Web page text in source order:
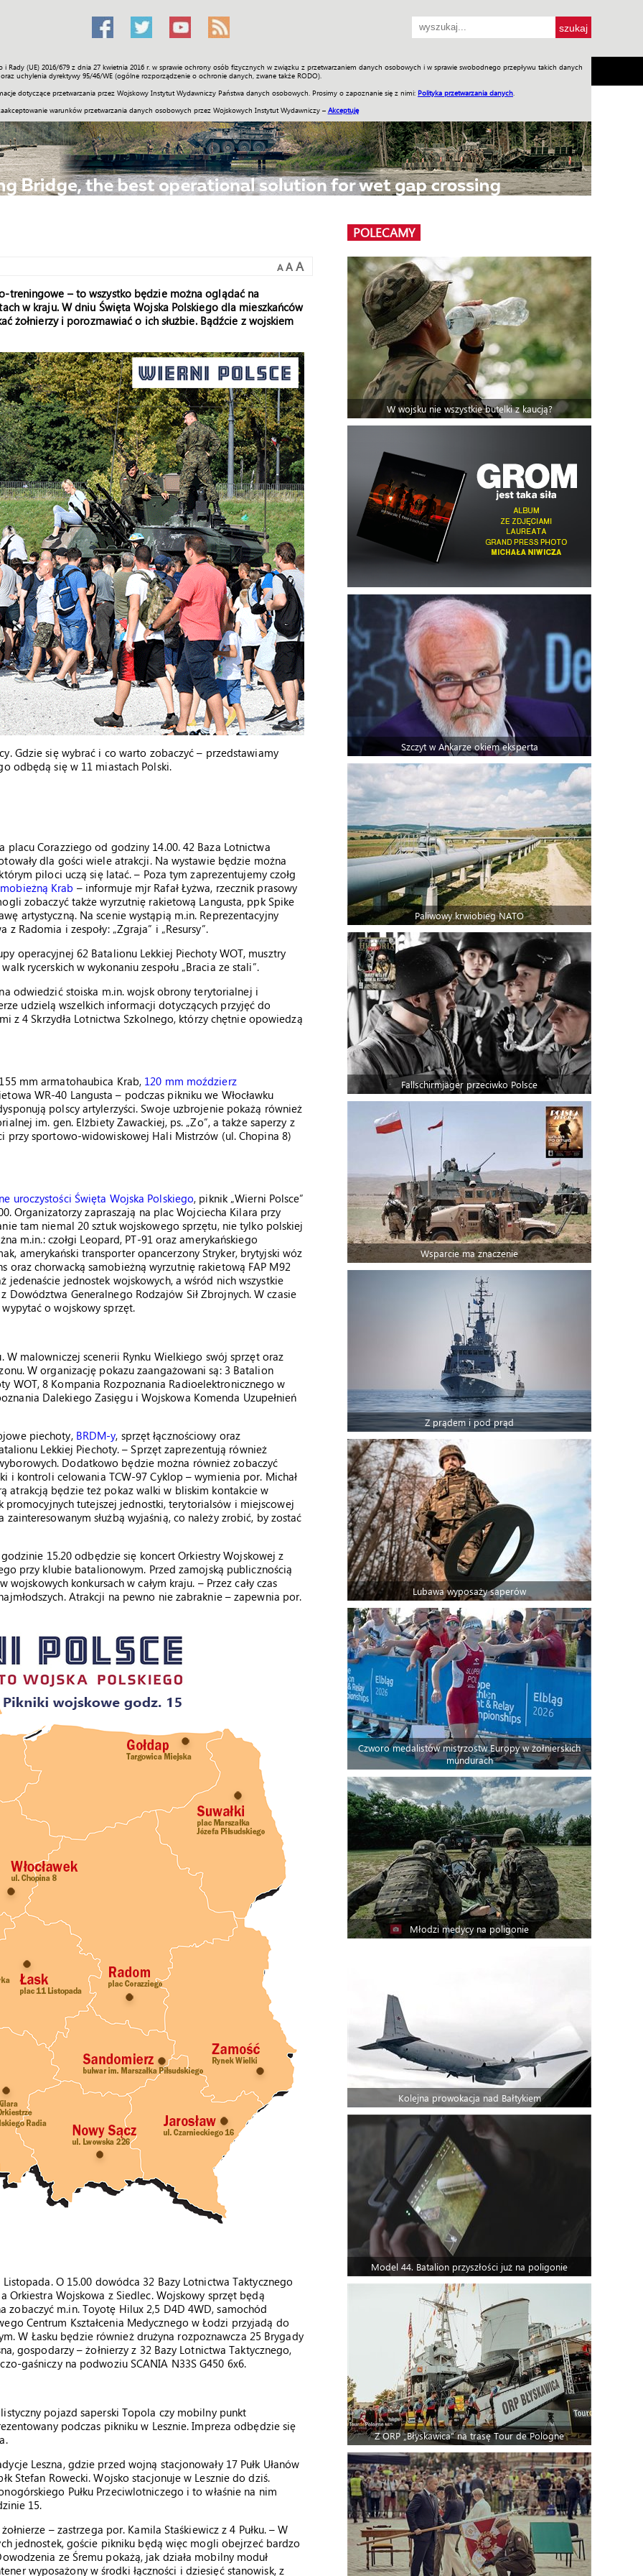
Rady (UE) 2016/679 z dnia 27 kwietnia 2016 r. w sprawie ochrony osób fizycznych w związku z przetwarzaniem danych osobowych i w sprawie swobodnego przepływu takich danych
oraz uchylenia dyrektywy 95/46/WE (ogólne rozporządzenie o ochronie danych, zwane także RODO).
dotyczące przetwarzania przez Wojskowy Instytut Wydawniczy Państwa danych osobowych. Prosimy o zapoznanie się z nimi: Polityka przetwarzania danych
warunków przetwarzania danych osobowych przez Wojskowych Instytut Wydawniczy – Akceptuję
Świat Społeczność Sport Historia Galerie Wideo ENGLISH SKLEP Jednodniówki Praca w WIW
A A A
treningowe – to wszystko będzie można oglądać na
w kraju. W dniu Święta Wojska Polskiego dla mieszkańców
żołnierzy i porozmawiać o ich służbie. Bądźcie z wojskiem
Gdzie się wybrać i co warto zobaczyć – przedstawiamy
odbędą się w 11 miastach Polski.
placu Corazziego od godziny 14.00. 42 Baza Lotnictwa
dla gości wiele atrakcji. Na wystawie będzie można
piloci uczą się latać. – Poza tym zaprezentujemy czołg
Krab – informuje mjr Rafał Łyżwa, rzecznik prasowy
zobaczyć także wyrzutnię rakietową Langusta, ppk Spike
artystyczną. Na scenie wystąpią m.in. Reprezentacyjny
Radomia i zespoły: „Zgraja” i „Resursy”.
operacyjnej 62 Batalionu Lekkiej Piechoty WOT, musztry
rycerskich w wykonaniu zespołu „Bracia ze stali”.
odwiedzić stoiska m.in. wojsk obrony terytorialnej i
udzielą wszelkich informacji dotyczących przyjęć do
z 4 Skrzydła Lotnictwa Szkolnego, którzy chętnie opowiedzą
mm armatohaubica Krab, 120 mm moździerz
WR-40 Langusta – podczas pikniku we Włocławku
polscy artylerzyści. Swoje uzbrojenie pokażą również
im. gen. Elżbiety Zawackiej, ps. „Zo”, a także saperzy z
przy sportowo-widowiskowej Hali Mistrzów (ul. Chopina 8)
uroczystości Święta Wojska Polskiego, piknik „Wierni Polsce”
Organizatorzy zapraszają na plac Wojciecha Kilara przy
tam niemal 20 sztuk wojskowego sprzętu, nie tylko polskiej
m.in.: czołgi Leopard, PT-91 oraz amerykańskiego
amerykański transporter opancerzony Stryker, brytyjski wóz
oraz chorwacką samobieżną wyrzutnię rakietową FAP M92
jednostek wojskowych, a wśród nich wszystkie
Generalnego Rodzajów Sił Zbrojnych. W czasie
o wojskowy sprzęt.
W malowniczej scenerii Rynku Wielkiego swój sprzęt oraz
W organizację pokazu zaangażowani są: 3 Batalion
WOT, 8 Kompania Rozpoznania Radioelektronicznego w
Dalekiego Zasięgu i Wojskowa Komenda Uzupełnień
piechoty, BRDM-y, sprzęt łącznościowy oraz
Lekkiej Piechoty. – Sprzęt zaprezentują również
Dodatkowo będzie można również zobaczyć
i kontroli celowania TCW-97 Cyklop – wymienia por. Michał
atrakcją będzie też pokaz walki w bliskim kontakcie w
promocyjnych tutejszej jednostki, terytorialsów i miejscowej
służbą wyjaśnią, co należy zrobić, by zostać
15.20 odbędzie się koncert Orkiestry Wojskowej z
przy klubie batalionowym. Przed zamojską publicznością
konkursach w całym kraju. – Przez cały czas
Atrakcji na pewno nie zabraknie – zapewnia por.
O 15.00 dowódca 32 Bazy Lotnictwa Taktycznego
Wojskowa z Siedlec. Wojskowy sprzęt będą
zobaczyć m.in. Toyotę Hilux 2,5 D4D 4WD, samochód
Centrum Kształcenia Medycznego w Łodzi przyjadą do
W Łasku będzie również drużyna rozpoznawcza 25 Brygady
gospodarzy – żołnierzy z 32 Bazy Lotnictwa Taktycznego,
gaśniczy na podwoziu SCANIA N33S G450 6x6.
pojazd saperski Topola czy mobilny punkt
podczas pikniku w Lesznie. Impreza odbędzie się
Leszna, gdzie przed wojną stacjonowały 17 Pułk Ułanów
Stefan Rowecki. Wojsko stacjonuje w Lesznie do dziś.
Pułku Przeciwlotniczego i to właśnie na nim
15.
– zastrzega por. Kamila Staśkiewicz z 4 Pułku. – W
jednostek, goście pikniku będą więc mogli obejrzeć bardzo
ze Śremu pokażą, jak działa mobilny moduł
wyposażony w środki łączności i dziesięć stanowisk, z
POLECAMY
W wojsku nie wszystkie butelki z kaucją?
Szczyt w Ankarze okiem eksperta
Paliwowy krwiobieg NATO
Fallschirmjäger przeciwko Polsce
Wsparcie ma znaczenie
Z prądem i pod prąd
Lubawa wyposaży saperów
Czworo medalistów mistrzostw Europy w żołnierskich
mundurach
Młodzi medycy na poligonie
Kolejna prowokacja nad Bałtykiem
Model 44. Batalion przyszłości już na poligonie
Z ORP „Błyskawica” na trasę Tour de Pologne